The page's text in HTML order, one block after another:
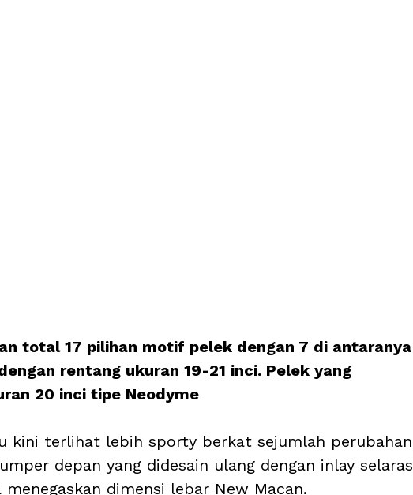
total 17 pilihan motif pelek dengan 7 di antaranya
rentang ukuran 19-21 inci. Pelek yang
20 inci tipe Neodyme
kini terlihat lebih sporty berkat sejumlah perubahan
depan yang didesain ulang dengan inlay selaras
dimensi lebar New Macan.